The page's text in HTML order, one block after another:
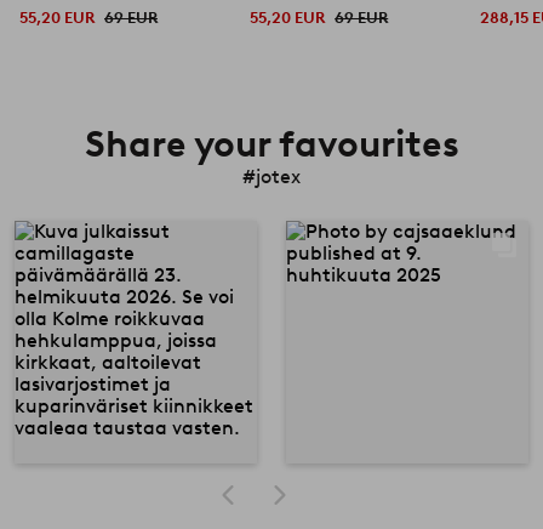
55,20 EUR 69 EUR
55,20 EUR 69 EUR
288,15
Share your favourites
#jotex